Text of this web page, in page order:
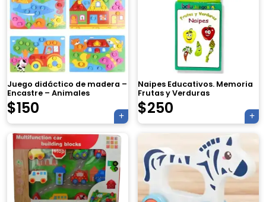
Juego didáctico de madera –
Encastre – Animales
$150
Naipes Educativos. Memoria
Frutas y Verduras
$250
×